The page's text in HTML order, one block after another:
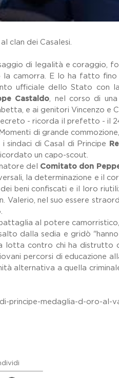
clan dei Casalesi.
di legalità e coraggio,
camorra. E lo ha fatto
ufficiale dello Stato con
Castaldo, nel corso di
e ai genitori Vincenzo e
- ricorda il prefetto - il
di grande
sindaci di Casal di Principe
un capo-scout.
del Comitato don
la determinazione e il
beni confiscati e il loro
nel suo essere
al potere
dalla sedia e gridò
lotta contro chi ha distrutto
percorsi di educazione
alternativa a quella
medaglia-d-oro-al-